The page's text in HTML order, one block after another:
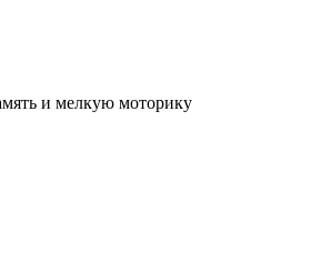
и мелкую моторику